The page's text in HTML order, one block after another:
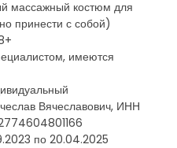
массажный костюм для
принести с собой)
имеются
Вячеславович, ИНН
по 20.04.2025